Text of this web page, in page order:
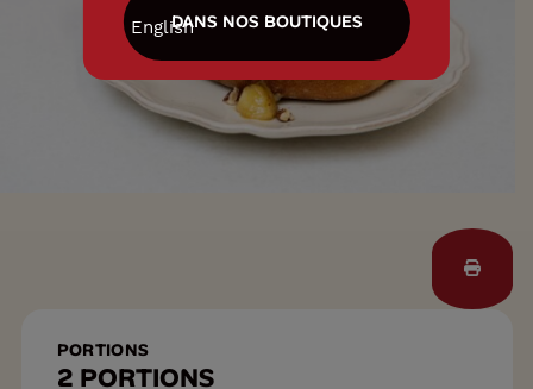
PORTIONS
2 PORTIONS
DANS NOS BOUTIQUES
English